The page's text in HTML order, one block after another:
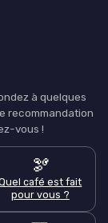
à quelques
recommandation
vous !
🫘
café est fait
pour vous ?